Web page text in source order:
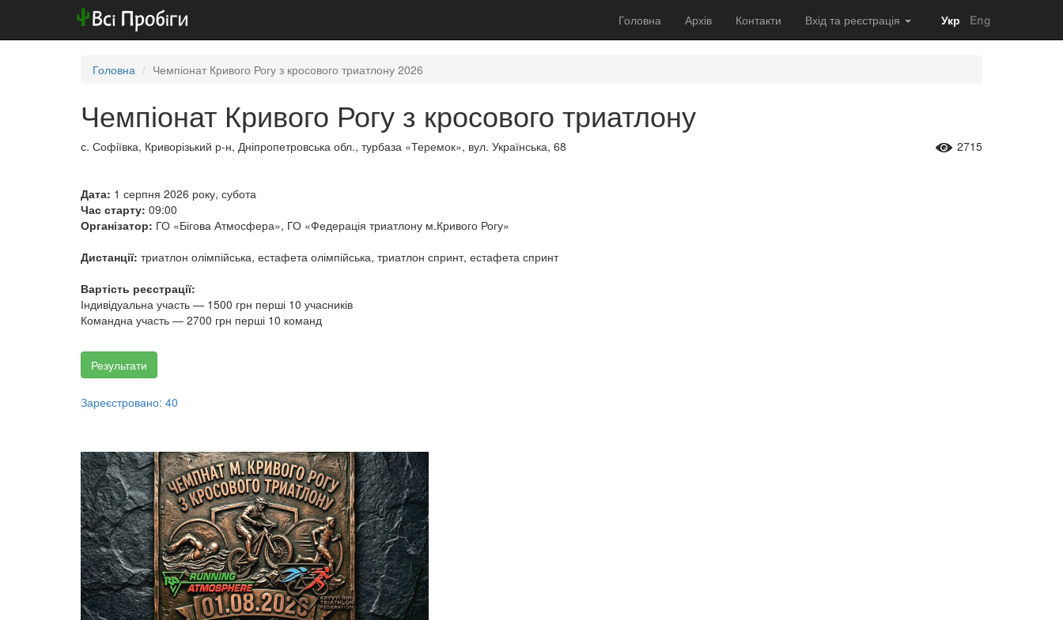
Головна Архів Контакти Вхід та реєстрація Укр Eng
Головна Чемпіонат Кривого Рогу з кросового триатлону 2026
Чемпіонат Кривого Рогу з кросового триатлону
с. Софіївка, Криворізький р-н, Дніпропетровська обл., турбаза «Теремок», вул. Українська, 68 2715
Дата: 1 серпня 2026 року, субота
Час старту: 09:00
Організатор: ГО «Бігова Атмосфера», ГО «Федерація триатлону м.Кривого Рогу»
Дистанції: триатлон олімпійська, естафета олімпійська, триатлон спринт, естафета спринт
Вартість реєстрації:
Індивідуальна участь — 1500 грн перші 10 учасників
Командна участь — 2700 грн перші 10 команд
Результати
Зареєстровано: 40